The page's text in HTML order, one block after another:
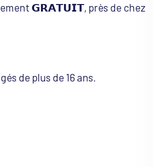
𝗚𝗥𝗔𝗧𝗨𝗜𝗧, près de chez
de plus de 16 ans.